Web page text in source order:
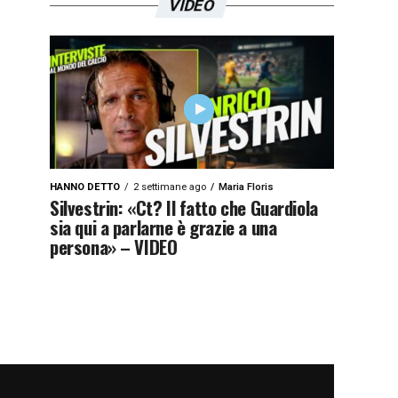
VIDEO
HANNO DETTO 2 settimane ago Maria Floris
Silvestrin: «Ct? Il fatto che Guardiola
sia qui a parlarne è grazie a una
persona» – VIDEO